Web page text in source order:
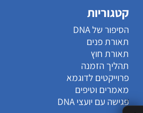
קטגוריות
הסיפור של DNA
תאורת פנים
תאורת חוץ
תהליך הזמנה
פרוייקטים לדוגמא
מאמרים וטיפים
פגישה עם יועצי DNA
✕